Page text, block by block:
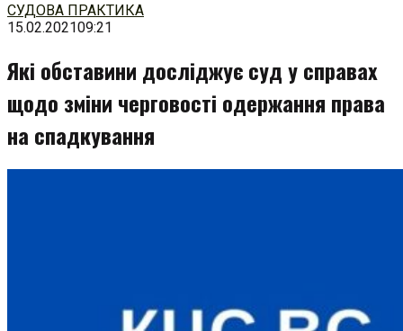
Перейти
до
СУДОВА ПРАКТИКА
15.02.202109:21
Які обставини досліджує суд у справах
щодо зміни черговості одержання права
на спадкування